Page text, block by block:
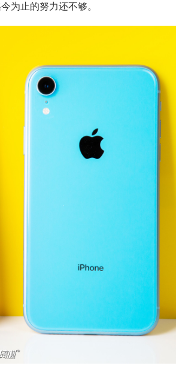
为止的努力还不够。